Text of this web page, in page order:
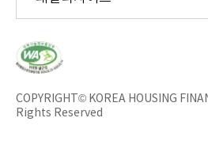
국
웹
근
성
COPYRIGHT© KOREA HOUSING
Rights Reserved